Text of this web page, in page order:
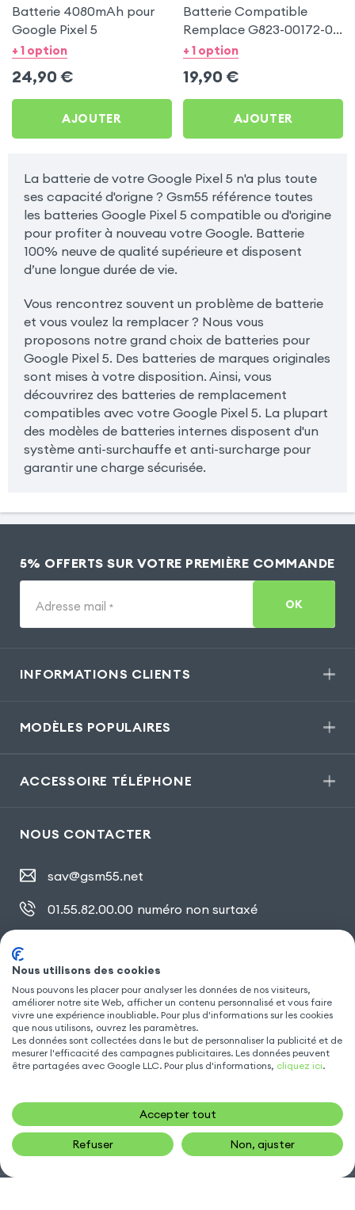
Batterie 4080mAh pour
Google Pixel 5
+ 1 option
24,90 €
AJOUTER
Batterie Compatible
Remplace G823-00172-01,
4000mAh pour Google
+ 1 option
19,90 €
AJOUTER
La batterie de votre Google Pixel 5 n'a plus toute
ses capacité d'origne ? Gsm55 référence toutes
les batteries Google Pixel 5 compatible ou d'origine
pour profiter à nouveau votre Google. Batterie
100% neuve de qualité supérieure et disposent
d’une longue durée de vie.
Vous rencontrez souvent un problème de batterie
et vous voulez la remplacer ? Nous vous
proposons notre grand choix de batteries pour
Google Pixel 5. Des batteries de marques originales
sont mises à votre disposition. Ainsi, vous
découvrirez des batteries de remplacement
compatibles avec votre Google Pixel 5. La plupart
des modèles de batteries internes disposent d'un
système anti-surchauffe et anti-surcharge pour
garantir une charge sécurisée.
5% OFFERTS SUR VOTRE PREMIÈRE COMMANDE
Adresse mail * OK
INFORMATIONS CLIENTS
MODÈLES POPULAIRES
ACCESSOIRE TÉLÉPHONE
NOUS CONTACTER
sav@gsm55.net
01.55.82.00.00 numéro non surtaxé
SUIVEZ NOUS
Nous utilisons des cookies
Nous pouvons les placer pour analyser les données de nos visiteurs,
améliorer notre site Web, afficher un contenu personnalisé et vous faire
vivre une expérience inoubliable. Pour plus d'informations sur les cookies
que nous utilisons, ouvrez les paramètres.
Les données sont collectées dans le but de personnaliser la publicité et de
mesurer l'efficacité des campagnes publicitaires. Les données peuvent
être partagées avec Google LLC. Pour plus d'informations, cliquez ici.
Accepter tout
Refuser Non, ajuster